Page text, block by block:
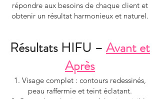
répondre aux besoins de chaque client et
obtenir un résultat harmonieux et naturel.
Résultats HIFU – Avant et
Après
Visage complet : contours redessinés,
peau raffermie et teint éclatant.